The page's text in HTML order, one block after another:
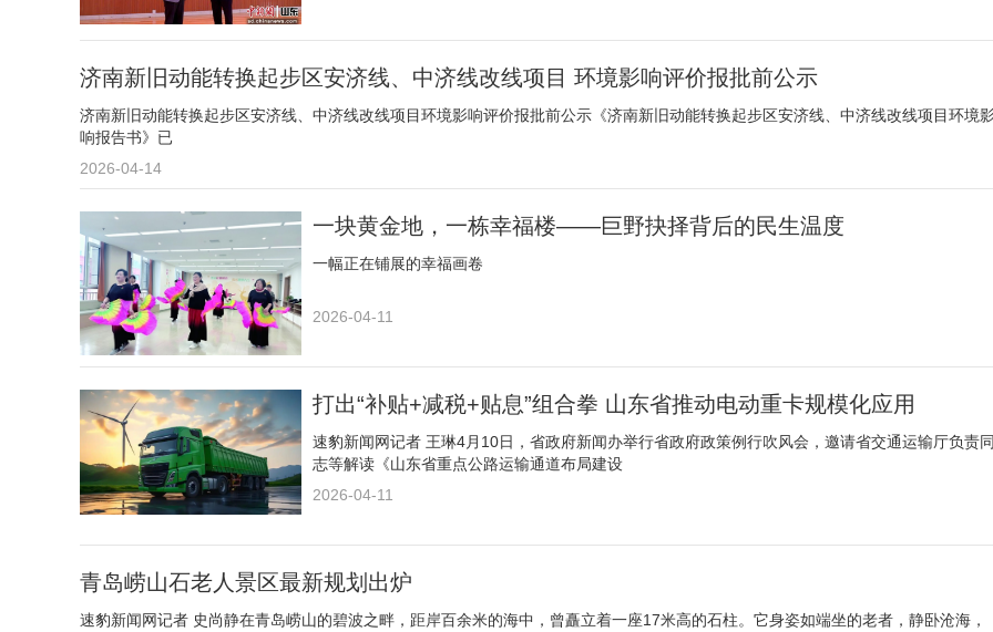
济南新旧动能转换起步区安济线、中济线改线项目 环境影响评价报批前公示
济南新旧动能转换起步区安济线、中济线改线项目环境影响评价报批前公示《济南新旧动能转换起步区安济线、中济线改线项目环境
响报告书》已
2026-04-14
一块黄金地，一栋幸福楼——巨野抉择背后的民生温度
一幅正在铺展的幸福画卷
2026-04-11
打出“补贴+减税+贴息”组合拳 山东省推动电动重卡规模化应用
速豹新闻网记者 王琳4月10日，省政府新闻办举行省政府政策例行吹风会，邀请省交通运输厅负责
志等解读《山东省重点公路运输通道布局建设
2026-04-11
青岛崂山石老人景区最新规划出炉
速豹新闻网记者 史尚静在青岛崂山的碧波之畔，距岸百余米的海中，曾矗立着一座17米高的石柱。它身姿如端坐的老者，静卧沧海，